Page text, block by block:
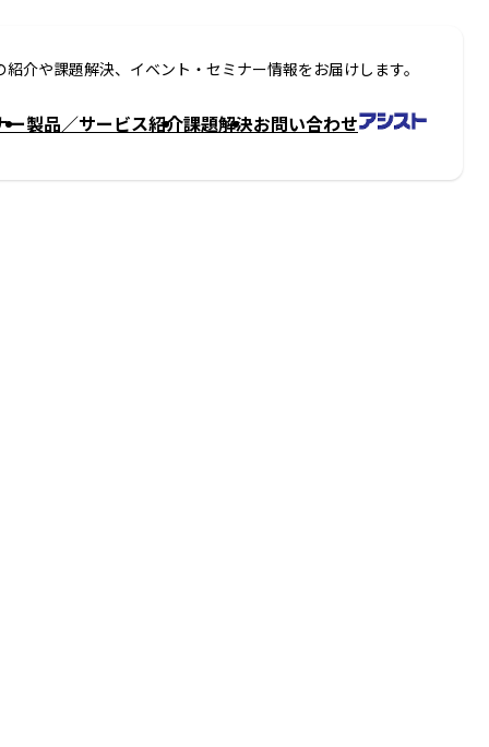
介や課題解決、イベント・セミナー情報をお届けします。
ー製品／サービス紹介課題解決お問い合わせ